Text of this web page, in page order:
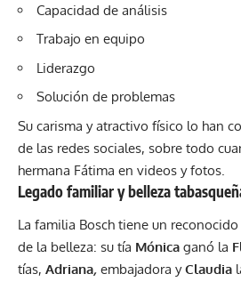
Capacidad de análisis
Trabajo en equipo
Liderazgo
Solución de problemas
Su carisma y atractivo físico lo han
de las redes sociales, sobre todo
hermana Fátima en videos y fotos.
Legado familiar y belleza
La familia Bosch tiene un
de la belleza: su tía Mónica ganó la
tías, Adriana, embajadora yClaudia